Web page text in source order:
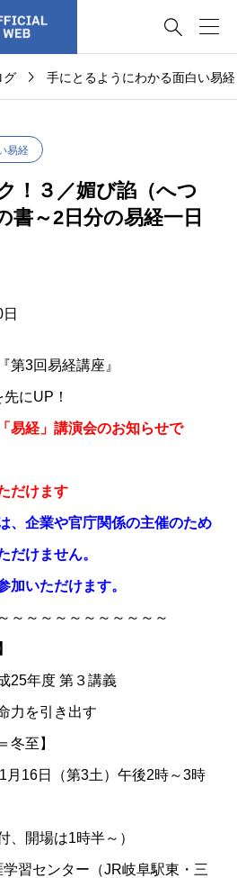

グ  手にとるようにわかる面白い易経
易経
！３／媚び諂（へつ
書～2日分の易経一日
第3回易経講座』
にUP！
易経」講演会のお知らせで
だけます
、企業や官庁関係の主催のため
けません。
いただけます。
～～～～～～～～～～～
25年度 第３講義
力を引き出す
至】
16日（第3土）午後2時～3時
1時半～）
センター（JR岐阜駅東・三